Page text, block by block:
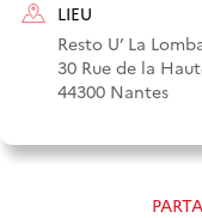
LIEU
Resto U’ La
30 Rue de la
44300 Nantes